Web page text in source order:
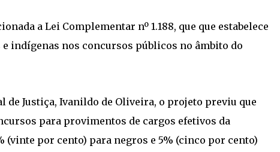
a Lei Complementar nº 1.188, que que estabelece
e indígenas nos concursos públicos no âmbito do
de Justiça, Ivanildo de Oliveira, o projeto previu que
para provimentos de cargos efetivos da
por cento) para negros e 5% (cinco por cento)